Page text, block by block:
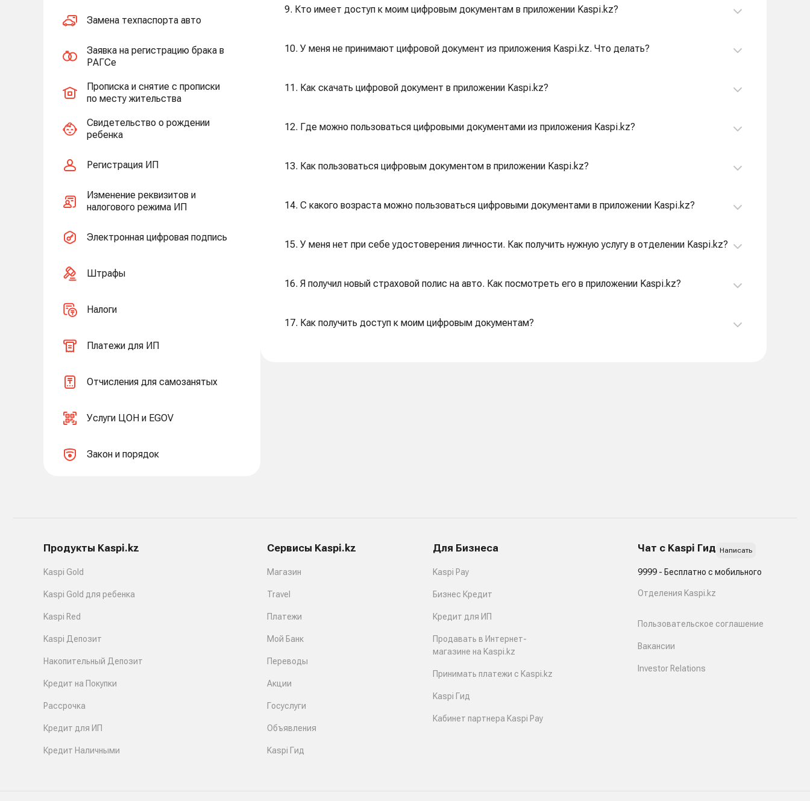
Замена техпаспорта авто
Заявка на регистрацию брака в
РАГСе
Прописка и снятие с прописки
по месту жительства
Свидетельство о рождении
ребенка
Регистрация ИП
Изменение реквизитов и
налогового режима ИП
Электронная цифровая подпись
Штрафы
Налоги
Платежи для ИП
Отчисления для самозанятых
Услуги ЦОН и EGOV
Закон и порядок
9. Кто имеет доступ к моим цифровым документам в приложении Kaspi.kz?
10. У меня не принимают цифровой документ из приложения Kaspi.kz. Что делать?
11. Как скачать цифровой документ в приложении Kaspi.kz?
12. Где можно пользоваться цифровыми документами из приложения Kaspi.kz?
13. Как пользоваться цифровым документом в приложении Kaspi.kz?
14. С какого возраста можно пользоваться цифровыми документами в приложении Kaspi.kz?
15. У меня нет при себе удостоверения личности. Как получить нужную услугу в отделении Kaspi.kz?
16. Я получил новый страховой полис на авто. Как посмотреть его в приложении Kaspi.kz?
17. Как получить доступ к моим цифровым документам?
Продукты Kaspi.kz
Kaspi Gold
Kaspi Gold для ребенка
Kaspi Red
Kaspi Депозит
Накопительный Депозит
Кредит на Покупки
Рассрочка
Кредит для ИП
Кредит Наличными
Сервисы Kaspi.kz
Магазин
Travel
Платежи
Мой Банк
Переводы
Акции
Госуслуги
Объявления
Kaspi Гид
Для Бизнеса
Kaspi Pay
Бизнес Кредит
Кредит для ИП
Продавать в Интернет-
магазине на Kaspi.kz
Принимать платежи с Kaspi.kz
Kaspi Гид
Кабинет партнера Kaspi Pay
Чат с Kaspi Гид Написать
9999 - Бесплатно с мобильного
Отделения Kaspi.kz
Пользовательское соглашение
Вакансии
Investor Relations